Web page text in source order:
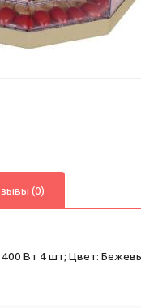
(0)
400 Вт 4 шт; Цвет: